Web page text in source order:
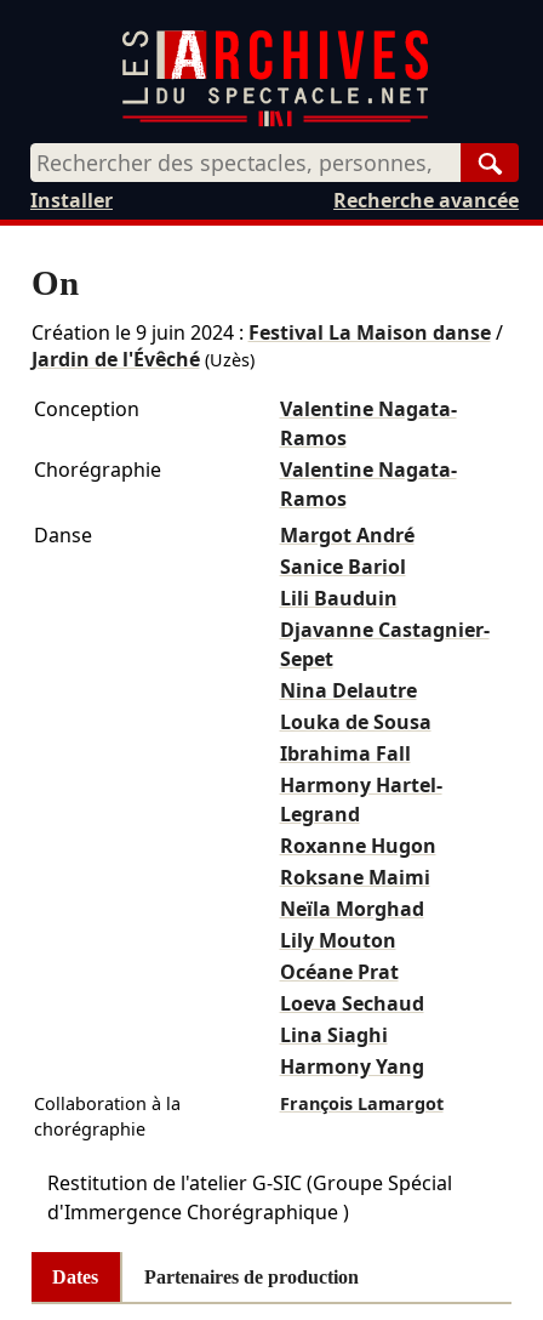
Recherche avancée
Installer
On
Création le9 juin 2024: Festival La Maison danse/
Jardin de l'Évêché(Uzès)
Conception
Valentine Nagata-
Ramos
Chorégraphie
Valentine Nagata-
Ramos
Danse
Margot André
Sanice Bariol
Lili Bauduin
Djavanne Castagnier-
Sepet
Nina Delautre
Louka de Sousa
Ibrahima Fall
Harmony Hartel-
Legrand
Roxanne Hugon
Roksane Maimi
Neïla Morghad
Lily Mouton
Océane Prat
Loeva Sechaud
Lina Siaghi
Harmony Yang
Collaboration à la
chorégraphie
François Lamargot
Restitution de l'atelier G-SIC (Groupe Spécial
d'Immergence Chorégraphique )
Dates Partenaires de production